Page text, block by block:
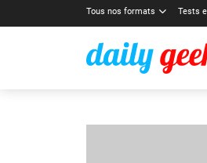
Tous nos formats Tests